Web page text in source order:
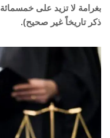
بغرامة لا تزيد على
ذكر تاريخاً غير صحيح).